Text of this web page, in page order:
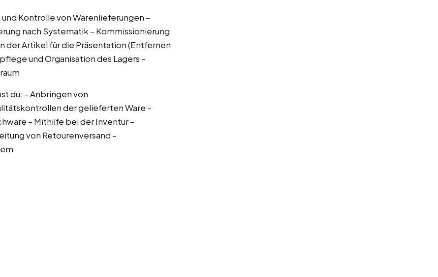
Kontrolle von Warenlieferungen –
nach Systematik – Kommissionierung
der Artikel für die Präsentation (Entfernen
und Organisation des Lagers –
du: – Anbringen von
der gelieferten Ware –
– Mithilfe bei der Inventur –
von Retourenversand –